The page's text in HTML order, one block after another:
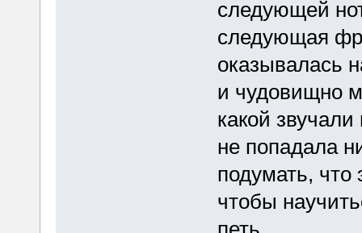
следующей
следующая
оказывалась
и чудовищно
какой
не попадала
подумать, что
чтобы